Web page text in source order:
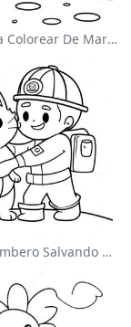
Página Para Colorear De Mario Saltando Sobre Goombas
Valiente Bombero Salvando Un Gato Para Colorear